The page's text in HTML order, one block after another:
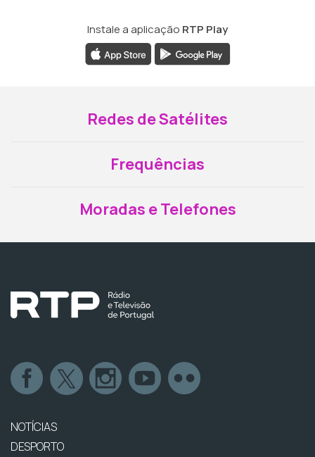
Instale a aplicação RTP Play
Redes de Satélites
Frequências
Moradas e Telefones
NOTÍCIAS
DESPORTO